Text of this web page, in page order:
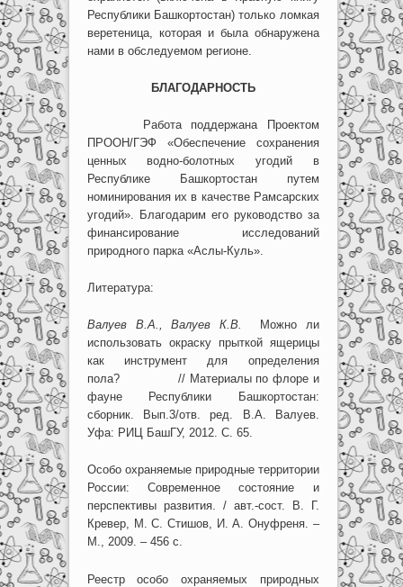
Республики Башкортостан) только ломкая
веретеница, которая и была обнаружена
нами в обследуемом регионе.
БЛАГОДАРНОСТЬ
Работа поддержана Проектом
ПРООН/ГЭФ «Обеспечение сохранения
ценных водно-болотных угодий в
Республике Башкортостан путем
номинирования их в качестве Рамсарских
угодий». Благодарим его руководство за
финансирование исследований
природного парка «Аслы-Куль».
Литература:
Валуев В.А., Валуев К.В.
Можно ли
использовать окраску прыткой ящерицы
как инструмент для определения
пола? // Материалы по флоре и
фауне Республики Башкортостан:
сборник. Вып.3/отв. ред. В.А. Валуев.
Уфа: РИЦ БашГУ, 2012. С. 65.
Особо охраняемые природные территории
России: Современное состояние и
перспективы развития. / авт.-сост. В. Г.
Кревер, М. С. Стишов, И. А. Онуфреня. –
М., 2009. – 456 с.
Реестр особо охраняемых природных